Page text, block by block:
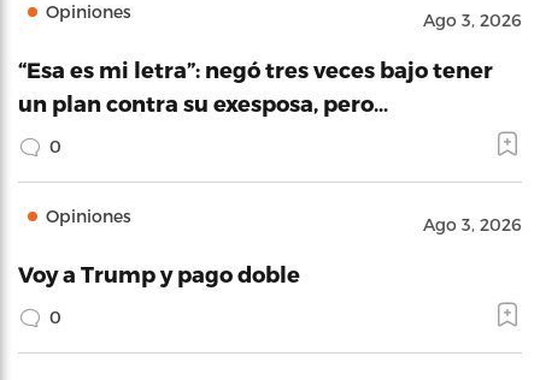
Opiniones Ago 3, 2026
“Esa es mi letra”: negó tres veces bajo tener
un plan contra su exesposa, pero…
0
Opiniones Ago 3, 2026
Voy a Trump y pago doble
0